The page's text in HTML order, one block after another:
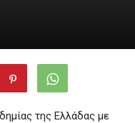
της Ελλάδας με